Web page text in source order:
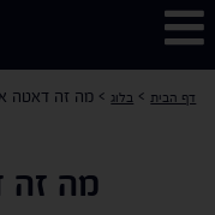
דף הבית > בלוג > מה זה דאטה
מה זה